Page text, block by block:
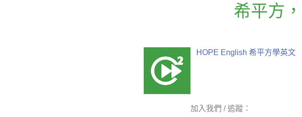
希平方 ，
HOPE English 希平方學英文
加入我們 / 追蹤：